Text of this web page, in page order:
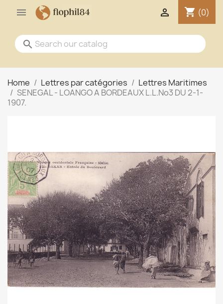
 shopping_cart (0)

search
Home Lettres par catégories
Lettres Maritimes
SENEGAL - LOANGO A BORDEAUX L.L.No3 DU 2-1-
1907.